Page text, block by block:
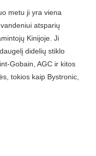
metu ji yra viena
atsparių
Kinijoje. Ji
didelių stiklo
Gobain, AGC ir kitos
tokios kaip Bystronic,